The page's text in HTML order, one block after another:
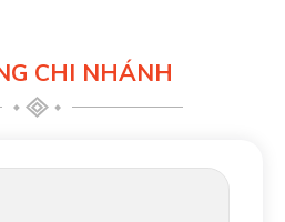
CHI NHÁNH